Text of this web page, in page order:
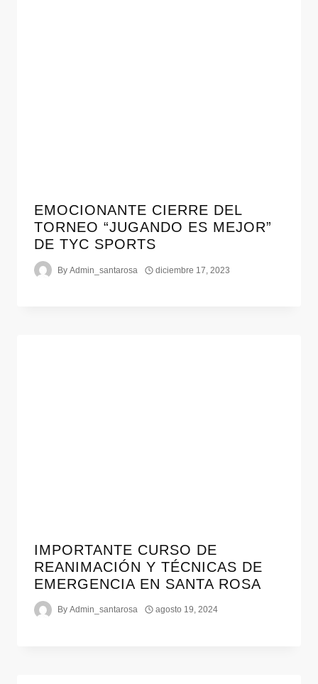
EMOCIONANTE CIERRE DEL
TORNEO “JUGANDO ES MEJOR”
DE TYC SPORTS
By Admin_santarosa diciembre 17, 2023
IMPORTANTE CURSO DE
REANIMACIÓN Y TÉCNICAS DE
EMERGENCIA EN SANTA ROSA
By Admin_santarosa agosto 19, 2024